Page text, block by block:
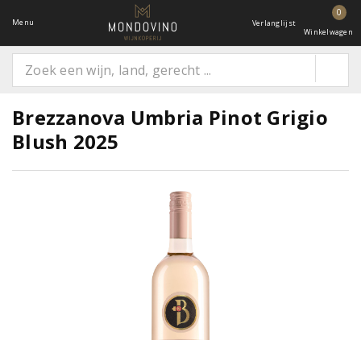
Menu Verlanglijst
0
Winkelwagen
Brezzanova Umbria Pinot Grigio
Blush 2025